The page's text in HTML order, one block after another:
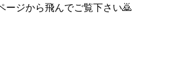
ージから飛んでご覧下さい🙇